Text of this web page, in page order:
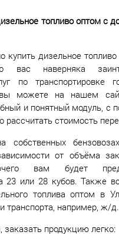
топливо оптом с
купить дизельное
вас наверняка
по транспортировке
можете на нашем
и понятный модуль, с
рассчитать стоимость
собственных
от объёма
вам будет
23 или 28 кубов. Также
топлива оптом в
транспорта, например, ж/д.
продукцию легко: